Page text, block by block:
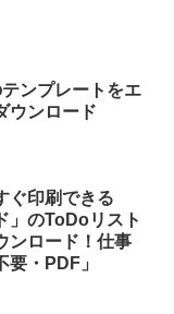
ンプレートをエ
ウンロード
ぐ印刷できる
」のToDoリスト
ンロード！仕事
・PDF」